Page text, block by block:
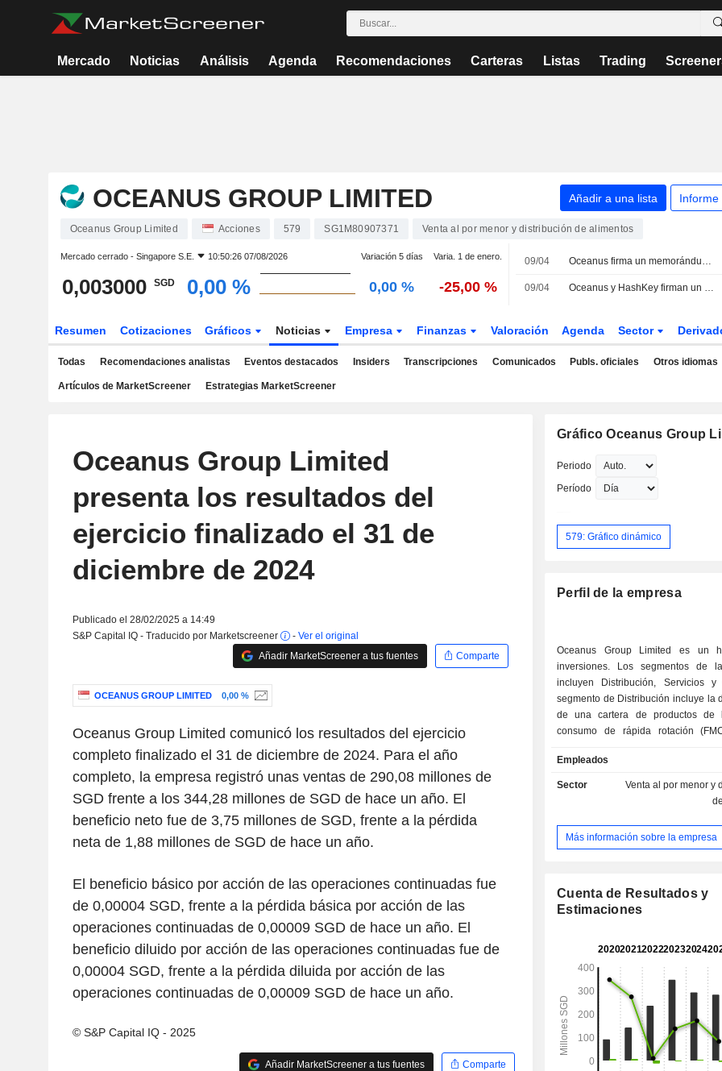
Mercado Noticias Análisis Agenda Recomendaciones Carteras Listas Trading
OCEANUS GROUP LIMITED Añadir a una lista Informe
Oceanus Group Limited Acciones 579 SG1M80907371 Venta al por menor y distribución de alimentos
Mercado cerrado - Singapore S.E. 10:50:26 07/08/2026 Variación 5 días Varia. 1 de enero.
0,003000 SGD 0,00 % 0,00 % -25,00 %
09/04 Oceanus firma un memorándum de entendimiento con Hashkey Group
09/04 Oceanus y HashKey firman un memorando de entendimiento sobre financiación del comercio mundial
Resumen Cotizaciones Gráficos Noticias Empresa Finanzas Valoración Agenda Sector
Todas Recomendaciones analistas Eventos destacados Insiders Transcripciones Comunicados Publs. oficiales Otros idiomas
Artículos de MarketScreener Estrategias MarketScreener
Oceanus Group Limited
presenta los resultados del
ejercicio finalizado el 31 de
diciembre de 2024
Publicado el 28/02/2025 a 14:49
S&P Capital IQ - Traducido por Marketscreener
- Ver el original
Añadir MarketScreener a tus fuentes
Comparte
OCEANUS GROUP LIMITED 0,00 %
Oceanus Group Limited comunicó los resultados del ejercicio
completo finalizado el 31 de diciembre de 2024. Para el año
completo, la empresa registró unas ventas de 290,08 millones de
SGD frente a los 344,28 millones de SGD de hace un año. El
beneficio neto fue de 3,75 millones de SGD, frente a la pérdida
neta de 1,88 millones de SGD de hace un año.
El beneficio básico por acción de las operaciones continuadas fue
de 0,00004 SGD, frente a la pérdida básica por acción de las
operaciones continuadas de 0,00009 SGD de hace un año. El
beneficio diluido por acción de las operaciones continuadas fue de
0,00004 SGD, frente a la pérdida diluida por acción de las
operaciones continuadas de 0,00009 SGD de hace un año.
© S&P Capital IQ - 2025
Añadir MarketScreener a tus fuentes Comparte
Gráfico Oceanus Group
Periodo
Período
579: Gráfico dinámico
Perfil de la empresa
Oceanus Group Limited es un
inversiones. Los segmentos de
incluyen Distribución, Servicios y
segmento de Distribución incluye la
de una cartera de productos de
consumo de rápida rotación
refrigerada y congelada (ternera,
azúcar, cereales, frutas y muchos
plataformas y marcas clave. Su
producción, procesamiento y
productos del mar. Su segmento de
pilares de producción y
alimentos. También presta
ofrece capacidades internas en
gestión de tierras, logística y
almacén, marketing y branding,
empresarial y matching. Exporta
mar a Singapur, China, el
Australia, Estados Unidos y Europa.
Empleados
Sector
Venta al por menor y
Más información sobre la empresa
Cuenta de Resultados y
Estimaciones